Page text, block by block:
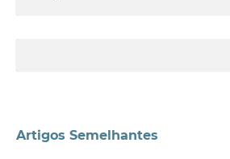
Artigos Semelhantes